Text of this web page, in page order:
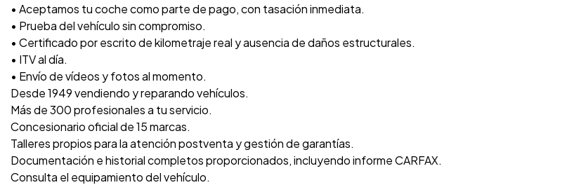
• Aceptamos tu coche como parte de pago, con tasación inmediata.
• Prueba del vehículo sin compromiso.
• Certificado por escrito de kilometraje real y ausencia de daños estructurales.
• ITV al día.
• Envío de vídeos y fotos al momento.
Desde 1949 vendiendo y reparando vehículos.
Más de 300 profesionales a tu servicio.
Concesionario oficial de 15 marcas.
Talleres propios para la atención postventa y gestión de garantías.
Documentación e historial completos proporcionados, incluyendo informe CARFAX.
Consulta el equipamiento del vehículo.